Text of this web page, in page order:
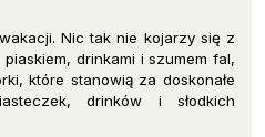
Nic tak nie kojarzy się z
drinkami i szumem fal,
które stanowią za doskonałe
drinków i słodkich